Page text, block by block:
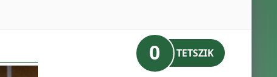
0 TETSZIK